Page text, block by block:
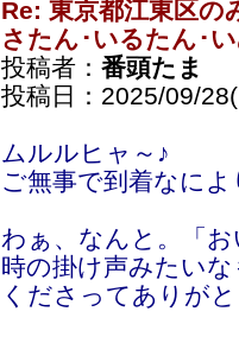
Re: 東京都江東区の
さたん･いるたん･
投稿者： 番頭たま
投稿日：2025/09/
ムルルヒャ～♪
ご無事で到着なに
わぁ、なんと。「
時の掛け声みたい
くださってありが